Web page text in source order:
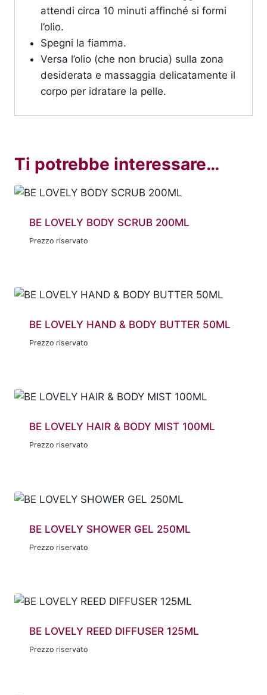
attendi circa 10 minuti affinché si formi
l’olio.
Spegni la fiamma.
Versa l’olio (che non brucia) sulla zona
desiderata e massaggia delicatamente il
corpo per idratare la pelle.
Ti potrebbe interessare…
BE LOVELY BODY SCRUB 200ML
Prezzo riservato
BE LOVELY HAND & BODY BUTTER 50ML
Prezzo riservato
BE LOVELY HAIR & BODY MIST 100ML
Prezzo riservato
BE LOVELY SHOWER GEL 250ML
Prezzo riservato
BE LOVELY REED DIFFUSER 125ML
Prezzo riservato